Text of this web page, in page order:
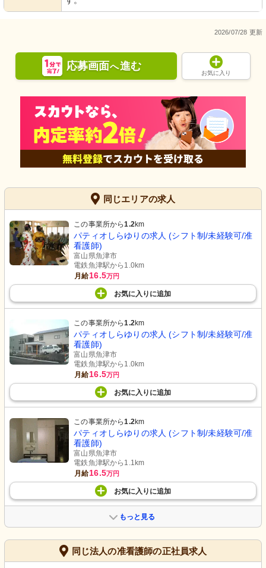
2026/07/28 更新
応募画面へ進む
お気に入り
同じエリアの求人
この事業所から1.2km
パティオしらゆりの求人 (シフト制/未経験可/准
看護師)
富山県魚津市
電鉄魚津駅から1.0km
月給16.5万円
お気に入り に追加
この事業所から1.2km
パティオしらゆりの求人 (シフト制/未経験可/准
看護師)
富山県魚津市
電鉄魚津駅から1.0km
月給16.5万円
お気に入り に追加
この事業所から1.2km
パティオしらゆりの求人 (シフト制/未経験可/准
看護師)
富山県魚津市
電鉄魚津駅から1.1km
月給16.5万円
お気に入り に追加
もっと見る
同じ法人の准看護師の正社員求人